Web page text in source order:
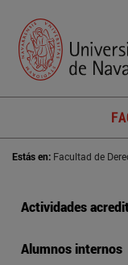
Estás en: Facultad de
Actividades
Alumnos internos